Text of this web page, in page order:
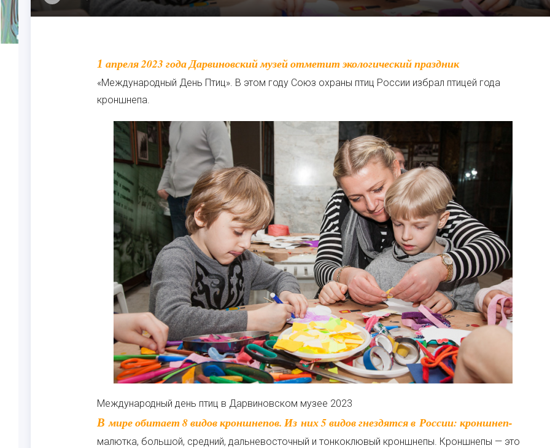
1 апреля 2023 года Дарвиновский музей отметит экологический праздник
«Международный День Птиц». В этом году Союз охраны птиц России избрал птицей года
кроншнепа.
Международный день птиц в Дарвиновском музее 2023
В мире обитает 8 видов кроншнепов. Из них 5 видов гнездятся в России: кроншнеп-
малютка, большой, средний, дальневосточный и тонкоклювый кроншнепы. Кроншнепы — это